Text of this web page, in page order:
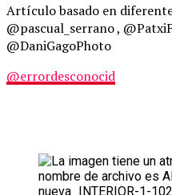
Artículo basado en
@pascual_serrano ,
@DaniGagoPhoto
@errordesconocid